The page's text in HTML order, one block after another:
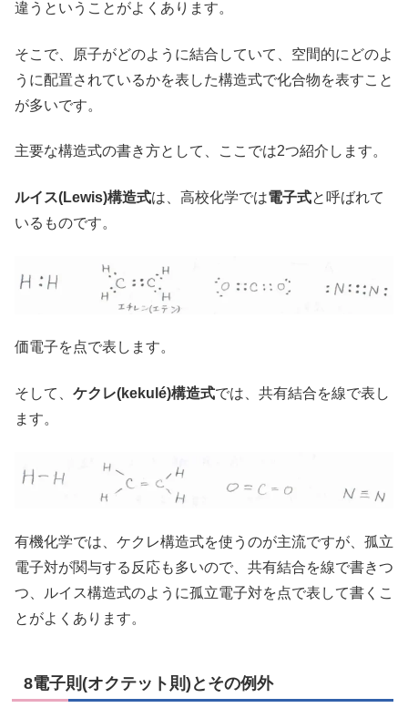
違うということがよくあります。
そこで、原子がどのように結合していて、空間的にどのよ
うに配置されているかを表した構造式で化合物を表すこと
が多いです。
主要な構造式の書き方として、ここでは2つ紹介します。
ルイス(Lewis)構造式は、高校化学では電子式と呼ばれて
いるものです。
価電子を点で表します。
そして、 ケクレ(kekulé)構造式では、共有結合を線で表し
ます。
有機化学では、ケクレ構造式を使うのが主流ですが、孤立
電子対が関与する反応も多いので、共有結合を線で書きつ
つ、ルイス構造式のように孤立電子対を点で表して書くこ
とがよくあります。
8電子則(オクテット則)とその例外